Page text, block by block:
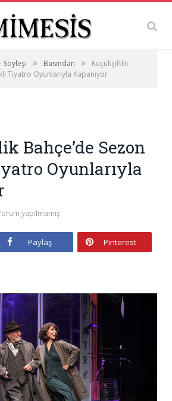
Söyleşi » Basından »
Küçükçiftlik
Tiyatro Oyunlarıyla Kapanıyor
Bahçe’de Sezon
Oyunlarıyla
yapılmamış
Paylaş Pinterest